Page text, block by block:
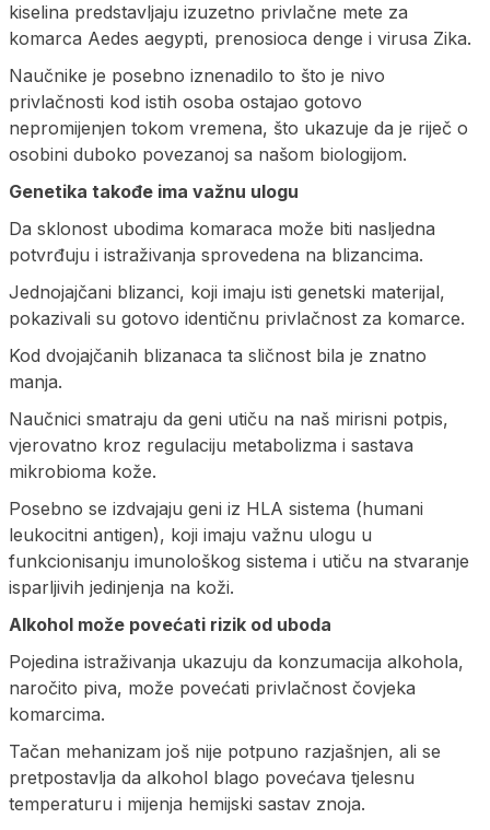
kiselina predstavljaju izuzetno privlačne mete za
komarca Aedes aegypti, prenosioca denge i virusa Zika.
Naučnike je posebno iznenadilo to što je nivo
privlačnosti kod istih osoba ostajao gotovo
nepromijenjen tokom vremena, što ukazuje da je riječ o
osobini duboko povezanoj sa našom biologijom.
Genetika takođe ima važnu ulogu
Da sklonost ubodima komaraca može biti nasljedna
potvrđuju i istraživanja sprovedena na blizancima.
Jednojajčani blizanci, koji imaju isti genetski materijal,
pokazivali su gotovo identičnu privlačnost za komarce.
Kod dvojajčanih blizanaca ta sličnost bila je znatno
manja.
Naučnici smatraju da geni utiču na naš mirisni potpis,
vjerovatno kroz regulaciju metabolizma i sastava
mikrobioma kože.
Posebno se izdvajaju geni iz HLA sistema (humani
leukocitni antigen), koji imaju važnu ulogu u
funkcionisanju imunološkog sistema i utiču na stvaranje
isparljivih jedinjenja na koži.
Alkohol može povećati rizik od uboda
Pojedina istraživanja ukazuju da konzumacija alkohola,
naročito piva, može povećati privlačnost čovjeka
komarcima.
Tačan mehanizam još nije potpuno razjašnjen, ali se
pretpostavlja da alkohol blago povećava tjelesnu
temperaturu i mijenja hemijski sastav znoja.